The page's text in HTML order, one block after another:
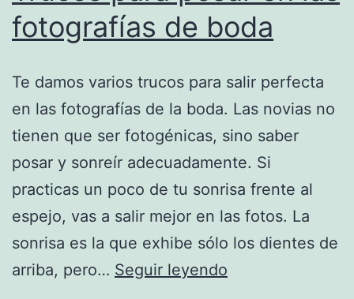
fotografías de boda
Te damos varios trucos para salir perfecta
en las fotografías de la boda. Las novias no
tienen que ser fotogénicas, sino saber
posar y sonreír adecuadamente. Si
practicas un poco de tu sonrisa frente al
espejo, vas a salir mejor en las fotos. La
sonrisa es la que exhibe sólo los dientes de
arriba, pero… Seguir leyendo